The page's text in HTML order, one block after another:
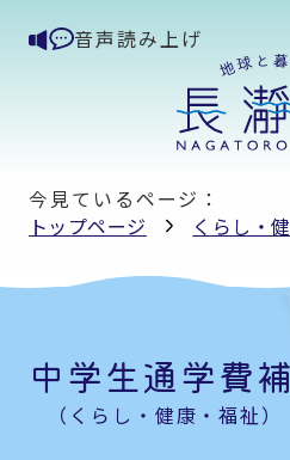
音声読み上げ
今見ているページ：
トップページ
くらし・
中学生通学費
（くらし・健康・福祉）